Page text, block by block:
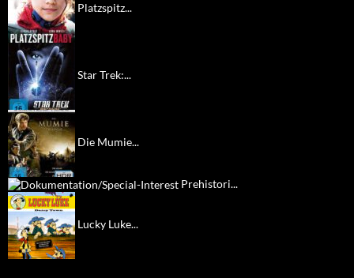
Platzspitz...
Star Trek:...
Die Mumie...
Prehistori...
Lucky Luke...